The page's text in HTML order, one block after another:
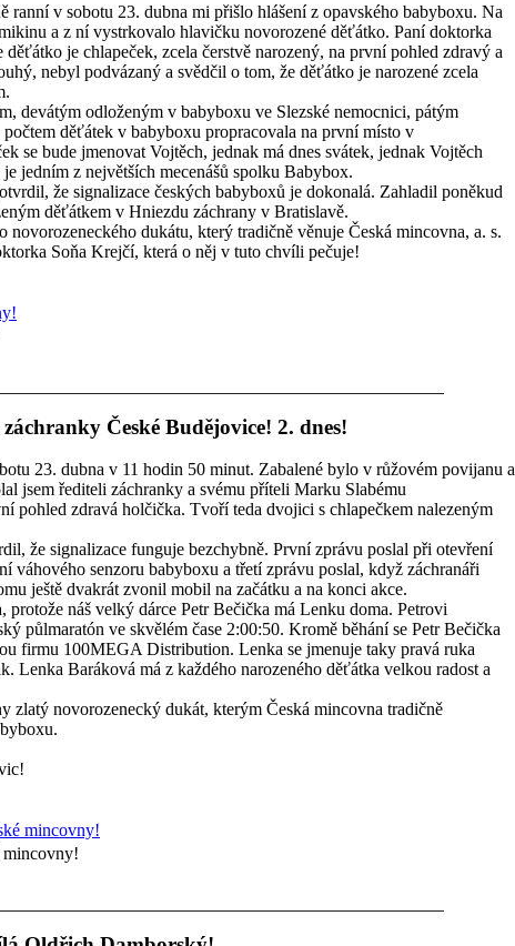
ranní v sobotu 23. dubna mi přišlo hlášení z opavského babyboxu. Na
a z ní vystrkovalo hlavičku novorozené děťátko. Paní doktorka
je chlapeček, zcela čerstvě narozený, na první pohled zdravý a
nebyl podvázaný a svědčil o tom, že děťátko je narozené zcela
devátým odloženým v babyboxu ve Slezské nemocnici, pátým
děťátek v babyboxu propracovala na první místo v
se bude jmenovat Vojtěch, jednak má dnes svátek, jednak Vojtěch
jedním z největších mecenášů spolku Babybox.
že signalizace českých babyboxů je dokonalá. Zahladil poněkud
děťátkem v Hniezdu záchrany v Bratislavě.
novorozeneckého dukátu, který tradičně věnuje Česká mincovna, a. s.
Soňa Krejčí, která o něj v tuto chvíli pečuje!
České Budějovice! 2. dnes!
23. dubna v 11 hodin 50 minut. Zabalené bylo v růžovém povijanu a
jsem řediteli záchranky a svému příteli Marku Slabému
pohled zdravá holčička. Tvoří teda dvojici s chlapečkem nalezeným
že signalizace funguje bezchybně. První zprávu poslal při otevření
váhového senzoru babyboxu a třetí zprávu poslal, když záchranáři
ještě dvakrát zvonil mobil na začátku a na konci akce.
náš velký dárce Petr Bečička má Lenku doma. Petrovi
půlmaratón ve skvělém čase 2:00:50. Kromě běhání se Petr Bečička
firmu 100MEGA Distribution. Lenka se jmenuje taky pravá ruka
Lenka Baráková má z každého narozeného děťátka velkou radost a
zlatý novorozenecký dukát, kterým Česká mincovna tradičně
mincovny!